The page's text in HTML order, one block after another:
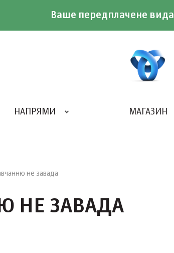
Ваше передплачене
НАПРЯМИ МАГАЗИН
не завада
НЕ ЗАВАДА